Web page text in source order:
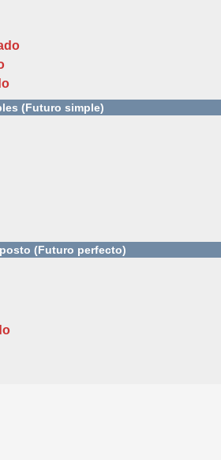
(Futuro simple)
(Futuro perfecto)